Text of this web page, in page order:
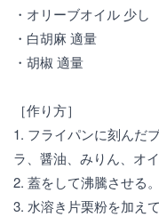
・オリーブオイル 少し
・白胡麻 適量
・胡椒 適量
［作り方］
1. フライパンに刻んだ
ラ、醤油、みりん、オ
2. 蓋をして沸騰させる。
3. 水溶き片栗粉を加え